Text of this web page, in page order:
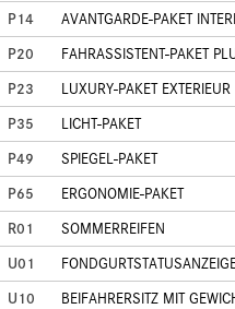
P14
AVANTGARDE-PAKET
P20
FAHRASSISTENT-PAKET
P23
LUXURY-PAKET EXTERIEUR
P35
LICHT-PAKET
P49
SPIEGEL-PAKET
P65
ERGONOMIE-PAKET
R01
SOMMERREIFEN
U01
U10
BEIFAHRERSITZ MIT